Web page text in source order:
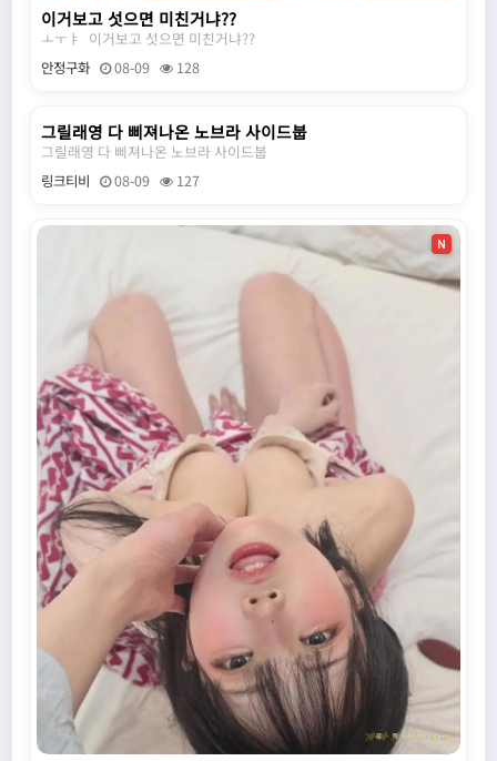
이거보고 섯으면 미친거냐??
ㅗㅜㅑ 이거보고 섯으면 미친거냐??
안정구화 08-09 128
그릴래영 다 삐져나온 노브라 사이드붑
그릴래영 다 삐져나온 노브라 사이드붑
링크티비 08-09 127
N